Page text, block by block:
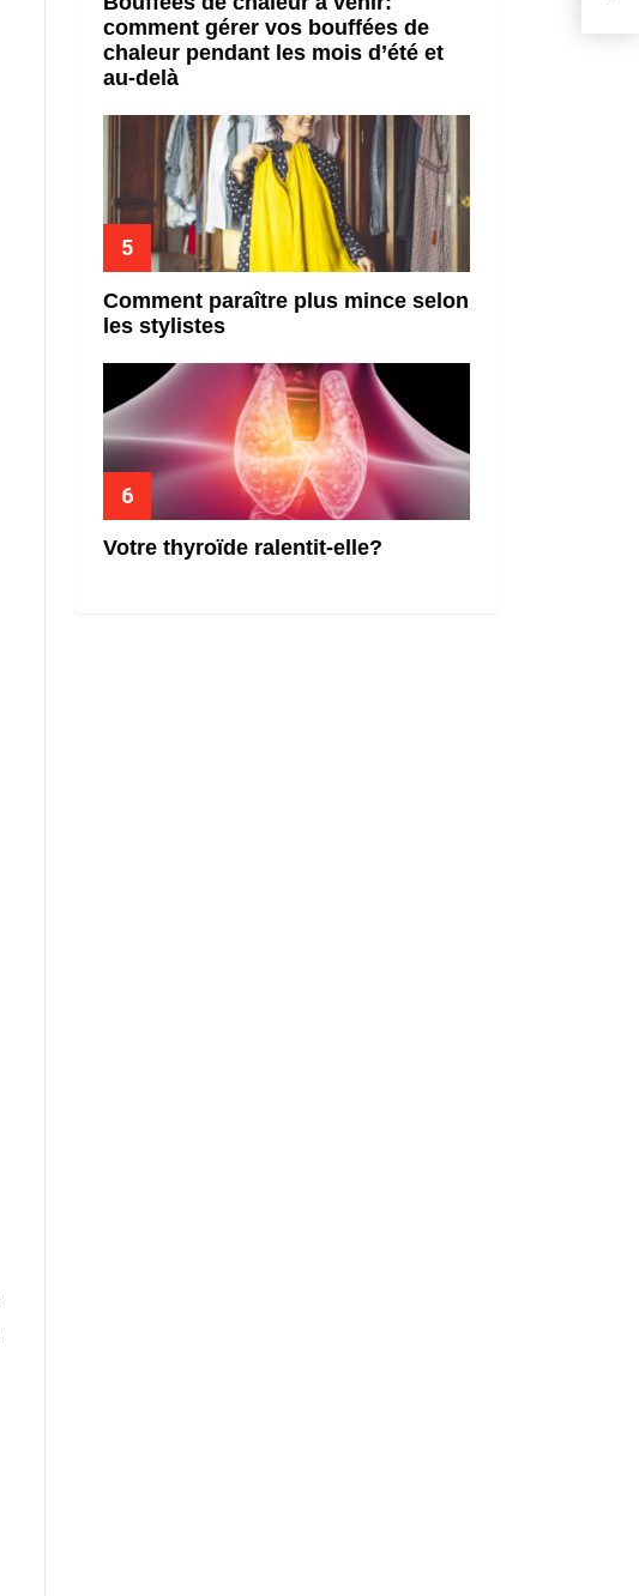
comment gérer vos bouffées de
chaleur pendant les mois d’été et
au-delà
Comment paraître plus mince selon
les stylistes
Votre thyroïde ralentit-elle?